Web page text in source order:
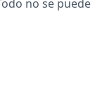
no se puede